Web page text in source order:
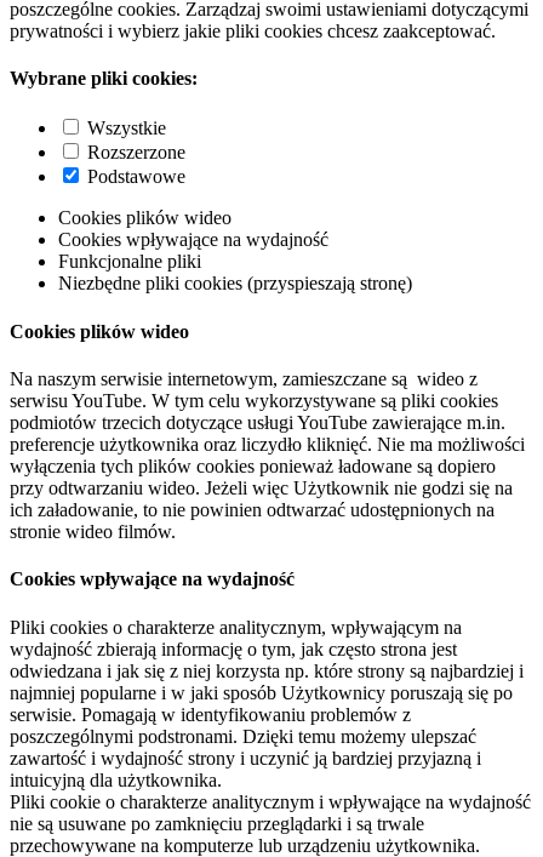
poszczególne cookies. Zarządzaj swoimi ustawieniami dotyczącymi
prywatności i wybierz jakie pliki cookies chcesz zaakceptować.
Wybrane pliki cookies:
Wszystkie
Rozszerzone
Podstawowe
Cookies plików wideo
Cookies wpływające na wydajność
Funkcjonalne pliki
Niezbędne pliki cookies (przyspieszają stronę)
Cookies plików wideo
Na naszym serwisie internetowym, zamieszczane są wideo z
serwisu YouTube. W tym celu wykorzystywane są pliki cookies
podmiotów trzecich dotyczące usługi YouTube zawierające m.in.
preferencje użytkownika oraz liczydło kliknięć. Nie ma możliwości
wyłączenia tych plików cookies ponieważ ładowane są dopiero
przy odtwarzaniu wideo. Jeżeli więc Użytkownik nie godzi się na
ich załadowanie, to nie powinien odtwarzać udostępnionych na
stronie wideo filmów.
Cookies wpływające na wydajność
Pliki cookies o charakterze analitycznym, wpływającym na
wydajność zbierają informację o tym, jak często strona jest
odwiedzana i jak się z niej korzysta np. które strony są najbardziej i
najmniej popularne i w jaki sposób Użytkownicy poruszają się po
serwisie. Pomagają w identyfikowaniu problemów z
poszczególnymi podstronami. Dzięki temu możemy ulepszać
zawartość i wydajność strony i uczynić ją bardziej przyjazną i
intuicyjną dla użytkownika.
Pliki cookie o charakterze analitycznym i wpływające na wydajność
nie są usuwane po zamknięciu przeglądarki i są trwale
przechowywane na komputerze lub urządzeniu użytkownika.